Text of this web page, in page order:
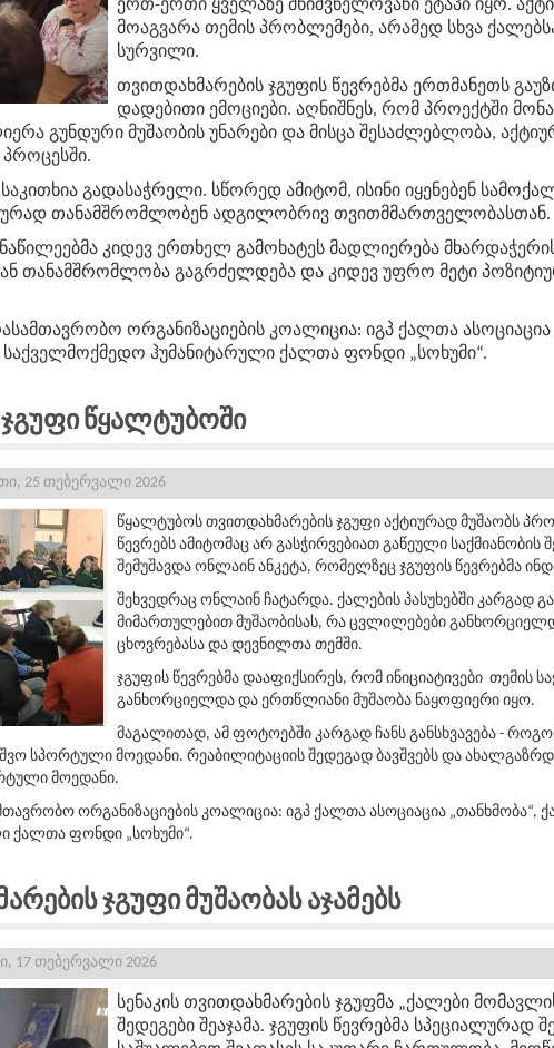
ერთ-ერთი ყველაზე მნიშვნელოვანი ეტაპი იყო.
მოაგვარა თემის პრობლემები, არამედ სხვა
სურვილი.
თვითდახმარების ჯგუფის წევრებმა ერთმანეთს
დადებითი ემოციები. აღნიშნეს, რომ პროექტში
გუნდური მუშაობის უნარები და მისცა შესაძლებლობა,
პროცესში.
საკითხია გადასაჭრელი. სწორედ ამიტომ, ისინი იყენებენ
თანამშრომლობენ ადგილობრივ თვითმმართველობასთან.
კიდევ ერთხელ გამოხატეს მადლიერება
თანამშრომლობა გაგრძელდება და კიდევ უფრო მეტი
ორგანიზაციების კოალიცია: იგპ ქალთა
ჰუმანიტარული ქალთა ფონდი „სოხუმი“.
Წყალტუბოში
25 თებერვალი 2026
წყალტუბოს თვითდახმარების ჯგუფი აქტიურად მუშაობს
წევრებს ამიტომაც არ გასჭირვებიათ გაწეული საქმიანობის
შემუშავდა ონლაინ ანკეტა, რომელზეც ჯგუფის წევრებმა
შეხვედრაც ონლაინ ჩატარდა. ქალების პასუხებში კარგად
მიმართულებით მუშაობისას, რა ცვლილებები
ცხოვრებასა და დევნილთა თემში.
ჯგუფის წევრებმა დააფიქსირეს, რომ ინიციატივები თემის
განხორციელდა და ერთწლიანი მუშაობა ნაყოფიერი იყო.
მაგალითად, ამ ფოტოებში კარგად ჩანს განსხვავება -
სპორტული მოედანი. რეაბილიტაციის შედეგად ბავშვებს და
მოედანი.
ორგანიზაციების კოალიცია: იგპ ქალთა ასოციაცია
ქალთა ფონდი „სოხუმი“.
Ჯგუფი Მუშაობას Აჯამებს
17 თებერვალი 2026
სენაკის თვითდახმარების ჯგუფმა „ქალები
შედეგები შეაჯამა. ჯგუფის წევრებმა სპეციალურად